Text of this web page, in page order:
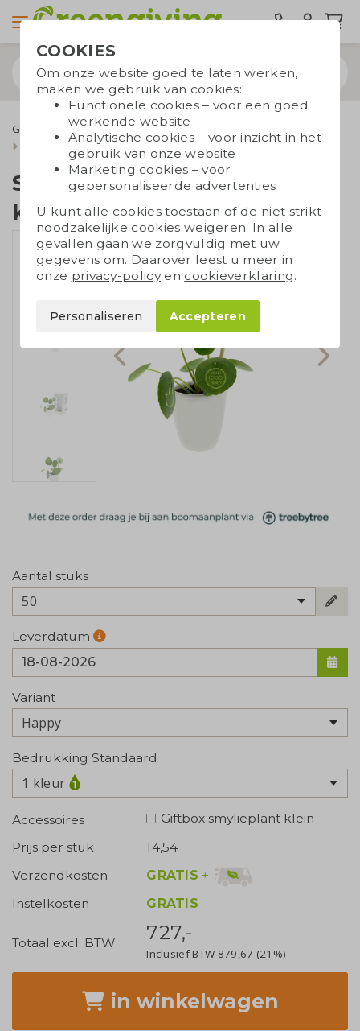
Groene relatiegeschenken
Planten en bloemen
Smylieplant keramieken pot
Smylieplant
keramieken pot
Aantal stuks
50
Leverdatum
Variant
Bedrukking Standaard
1 kleur
Accessoires
Giftbox smylieplant klein
Prijs per stuk
14,54
Verzendkosten
GRATIS +
Instelkosten
GRATIS
Totaal excl. BTW 727,-
Inclusief BTW 879,67 (21%)
in winkelwagen
COOKIES
Om onze website goed te laten werken,
maken we gebruik van cookies:
Functionele cookies – voor een goed
werkende website
Analytische cookies – voor inzicht in het
gebruik van onze website
Marketing cookies – voor
gepersonaliseerde advertenties
U kunt alle cookies toestaan of de niet strikt
noodzakelijke cookies weigeren. In alle
gevallen gaan we zorgvuldig met uw
gegevens om. Daarover leest u meer in
onze privacy-policyen cookieverklaring.
Personaliseren Accepteren